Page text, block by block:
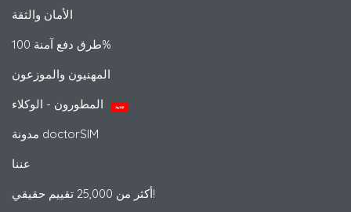
الأمان والثقة
طرق دفع آمنة 100%
المهنيون والموزعون
جديد
مدونة doctorSIM
عننا
أكثر من 25,000 تقييم حقيقي!